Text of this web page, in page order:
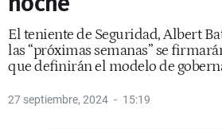
El teniente de Seguridad, Albert
las “próximas semanas” se
que definirán el modelo de
27 septiembre, 2024 15:19